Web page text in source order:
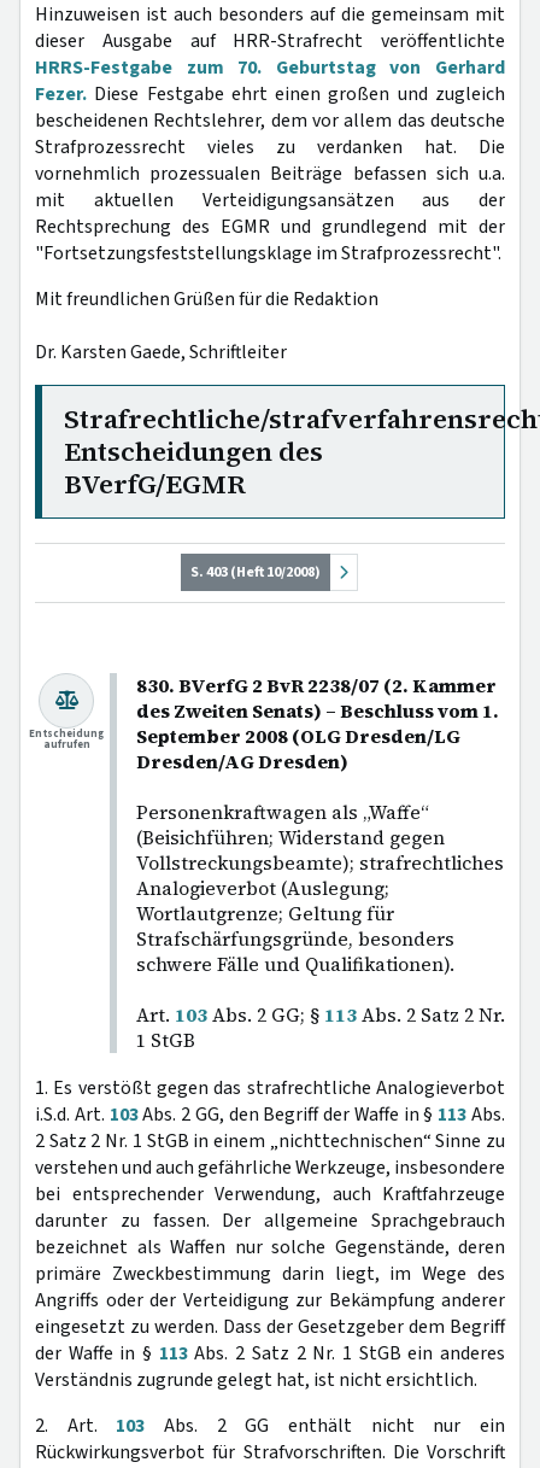
Hinzuweisen ist auch besonders auf die gemeinsam mit
dieser Ausgabe auf HRR-Strafrecht veröffentlichte
HRRS-Festgabe zum 70. Geburtstag von Gerhard
Fezer. Diese Festgabe ehrt einen großen und zugleich
bescheidenen Rechtslehrer, dem vor allem das deutsche
Strafprozessrecht vieles zu verdanken hat. Die
vornehmlich prozessualen Beiträge befassen sich u.a.
mit aktuellen Verteidigungsansätzen aus der
Rechtsprechung des EGMR und grundlegend mit der
"Fortsetzungsfeststellungsklage im Strafprozessrecht".
Mit freundlichen Grüßen für die Redaktion
Dr. Karsten Gaede, Schriftleiter
Strafrechtliche/
Entscheidungen des
BVerfG/EGMR
S. 403 (Heft 10/2008)
830. BVerfG 2 BvR 2238/07 (2. Kammer
des Zweiten Senats) – Beschluss vom 1.
September 2008 (OLG Dresden/LG
Dresden/AG Dresden)
Personenkraftwagen als „Waffe“
(Beisichführen; Widerstand gegen
Vollstreckungsbeamte); strafrechtliches
Analogieverbot (Auslegung;
Wortlautgrenze; Geltung für
Strafschärfungsgründe, besonders
schwere Fälle und Qualifikationen).
Art. 103Abs. 2 GG; § 113Abs. 2 Satz 2 Nr.
1 StGB
Entscheidung
aufrufen
1. Es verstößt gegen das strafrechtliche Analogieverbot
i.S.d. Art. 103Abs. 2 GG, den Begriff der Waffe in § 113Abs.
2 Satz 2 Nr. 1 StGB in einem „nichttechnischen“ Sinne zu
verstehen und auch gefährliche Werkzeuge, insbesondere
bei entsprechender Verwendung, auch Kraftfahrzeuge
darunter zu fassen. Der allgemeine Sprachgebrauch
bezeichnet als Waffen nur solche Gegenstände, deren
primäre Zweckbestimmung darin liegt, im Wege des
Angriffs oder der Verteidigung zur Bekämpfung anderer
eingesetzt zu werden. Dass der Gesetzgeber dem Begriff
der Waffe in § 113Abs. 2 Satz 2 Nr. 1 StGB ein anderes
Verständnis zugrunde gelegt hat, ist nicht ersichtlich.
2. Art. 103 Abs. 2 GG enthält nicht nur ein
Rückwirkungsverbot für Strafvorschriften. Die Vorschrift